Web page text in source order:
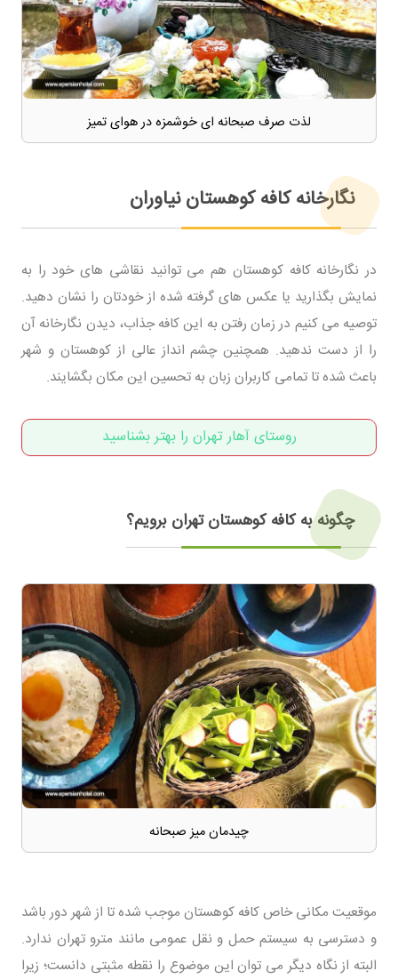
لذت صرف صبحانه ای خوشمزه در هوای تمیز
نگارخانه کافه کوهستان نیاوران
در نگارخانه کافه کوهستان هم می توانید نقاشی های خود را به
نمایش بگذارید یا عکس های گرفته شده از خودتان را نشان دهید.
توصیه می کنیم در زمان رفتن به این کافه جذاب، دیدن نگارخانه آن
را از دست ندهید. همچنین چشم انداز عالی از کوهستان و شهر
باعث شده تا تمامی کاربران زبان به تحسین این مکان بگشایند.
روستای آهار تهران را بهتر بشناسید
چگونه به کافه کوهستان تهران برویم؟
چیدمان میز صبحانه
موقعیت مکانی خاص کافه کوهستان موجب شده تا از شهر دور باشد
و دسترسی به سیستم حمل و نقل عمومی مانند مترو تهران ندارد.
البته از نگاه دیگر می توان این موضوع را نقطه مثبتی دانست؛ زیرا